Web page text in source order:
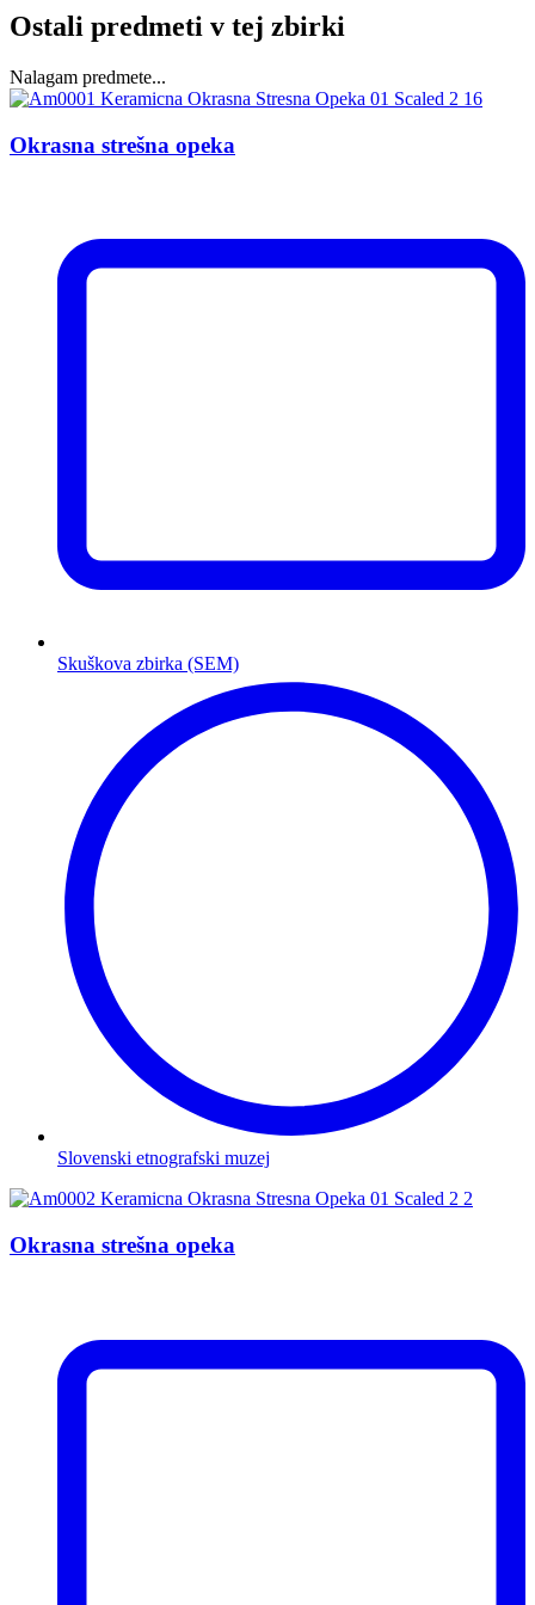
Ostali predmeti v tej zbirki
Nalagam predmete...
Okrasna strešna opeka
Skuškova zbirka (SEM)
Slovenski etnografski muzej
Okrasna strešna opeka